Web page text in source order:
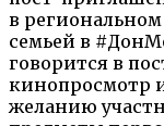
в
семьей в
говорится в
кинопросмотр
желанию